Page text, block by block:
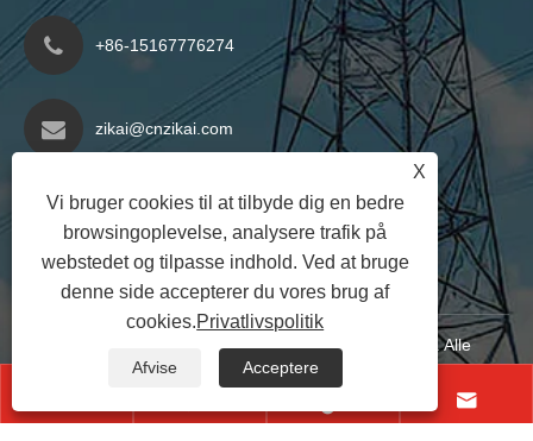
+86-15167776274
zikai@cnzikai.com
Sulu Avenue, Liushi Town,
Yueqing City, Wenzhou City,
Zhejiang -provinsen, Kina
Copyright © 2024 Shanghai Zikai Electric Co., Ltd. Alle
Links | Sitemap
Privatlivspolitik|

X
Vi bruger cookies til at tilbyde dig en bedre
browsingoplevelse, analysere trafik på
webstedet og tilpasse indhold. Ved at bruge
denne side accepterer du vores brug af
cookies.Privatlivspolitik
Afvise Acceptere